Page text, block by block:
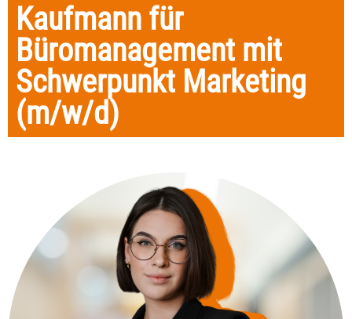
Kaufmann für
Büromanagement mit
Schwerpunkt Marketing
(m/w/d)